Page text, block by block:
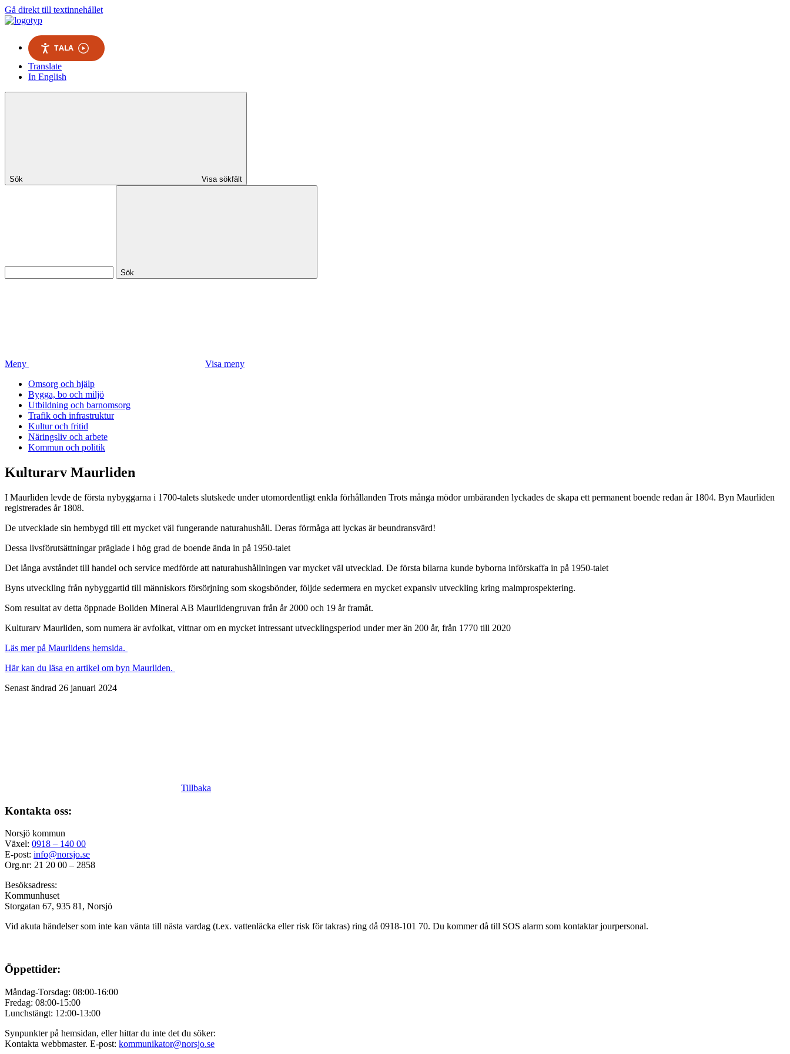
Gå direkt till textinnehållet
TALA
Translate
In English
Sök Visa sökfält
Sök
Meny
Visa meny
Omsorg och hjälp
Bygga, bo och miljö
Utbildning och barnomsorg
Trafik och infrastruktur
Kultur och fritid
Näringsliv och arbete
Kommun och politik
Kulturarv Maurliden
I Maurliden levde de första nybyggarna i 1700-talets slutskede under utomordentligt enkla förhållanden Trots många mödor umbäranden lyckades de skapa ett permanent boende redan år 1804. Byn Maurliden
registrerades år 1808.
De utvecklade sin hembygd till ett mycket väl fungerande naturahushåll. Deras förmåga att lyckas är beundransvärd!
Dessa livsförutsättningar präglade i hög grad de boende ända in på 1950-talet
Det långa avståndet till handel och service medförde att naturahushållningen var mycket väl utvecklad. De första bilarna kunde byborna införskaffa in på 1950-talet
Byns utveckling från nybyggartid till människors försörjning som skogsbönder, följde sedermera en mycket expansiv utveckling kring malmprospektering.
Som resultat av detta öppnade Boliden Mineral AB Maurlidengruvan från år 2000 och 19 år framåt.
Kulturarv Maurliden, som numera är avfolkat, vittnar om en mycket intressant utvecklingsperiod under mer än 200 år, från 1770 till 2020
Läs mer på Maurlidens hemsida.
Här kan du läsa en artikel om byn Maurliden.
Senast ändrad 26 januari 2024
Tillbaka
Kontakta oss:
Norsjö kommun
Växel: 0918 – 140 00
E-post: info@norsjo.se
Org.nr: 21 20 00 – 2858
Besöksadress:
Kommunhuset
Storgatan 67, 935 81, Norsjö
Vid akuta händelser som inte kan vänta till nästa vardag (t.ex. vattenläcka ellerrisk för takras) ring då 0918-101 70. Du kommer då till SOS alarm som kontaktar jourpersonal.
Öppettider:
Måndag-Torsdag: 08:00-16:00
Fredag: 08:00-15:00
Lunchstängt: 12:00-13:00
Synpunkter på hemsidan, eller hittar du inte det du söker:
Kontakta webbmaster. E-post: kommunikator@norsjo.se